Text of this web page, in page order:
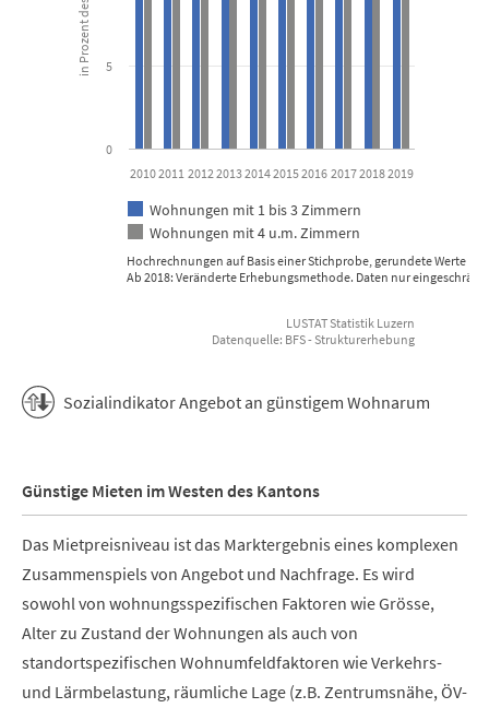
Hochrechnungen auf Basis einer Stichprobe, gerundete Werte
Ab 2018: Veränderte Erhebungsmethode. Daten nur
Wohnungen mit 1 bis 3 Zimmern
Wohnungen mit 4 u.m. Zimmern
20102011 2012 2013201420152016 201720182019
0
5
LUSTAT Statistik Luzern
Datenquelle: BFS - Strukturerhebung
Sozialindikator Angebot an günstigem Wohnarum
Günstige Mieten im Westen des Kantons
Das Mietpreisniveau ist das Marktergebnis eines komplexen
Zusammenspiels von Angebot und Nachfrage. Es wird
sowohl von wohnungsspezifischen Faktoren wie Grösse,
Alter zu Zustand der Wohnungen als auch von
standortspezifischen Wohnumfeldfaktoren wie Verkehrs-
und Lärmbelastung, räumliche Lage (z.B. Zentrumsnähe, ÖV-